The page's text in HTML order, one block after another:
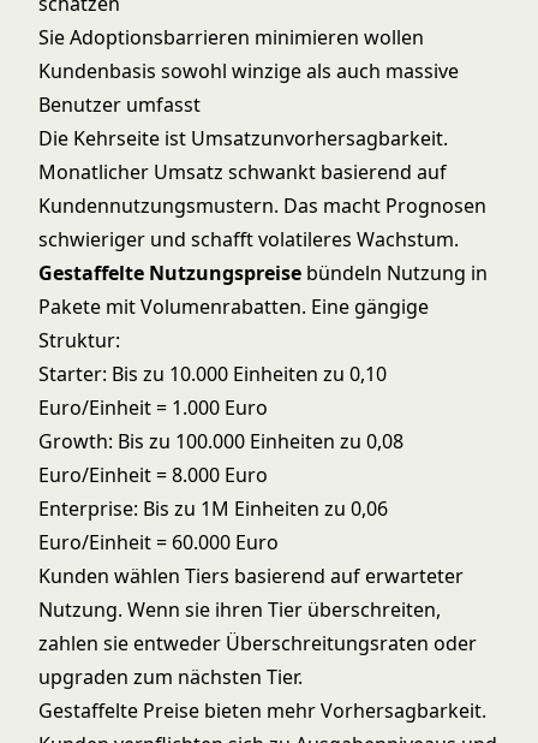
Sie Adoptionsbarrieren minimieren wollen
Kundenbasis sowohl winzige als auch massive
Benutzer umfasst
Die Kehrseite ist Umsatzunvorhersagbarkeit.
Monatlicher Umsatz schwankt basierend auf
Kundennutzungsmustern. Das macht Prognosen
schwieriger und schafft volatileres Wachstum.
Gestaffelte Nutzungspreise bündeln Nutzung in
Pakete mit Volumenrabatten. Eine gängige
Struktur:
Starter: Bis zu 10.000 Einheiten zu 0,10
Euro/Einheit = 1.000 Euro
Growth: Bis zu 100.000 Einheiten zu 0,08
Euro/Einheit = 8.000 Euro
Enterprise: Bis zu 1M Einheiten zu 0,06
Euro/Einheit = 60.000 Euro
Kunden wählen Tiers basierend auf erwarteter
Nutzung. Wenn sie ihren Tier überschreiten,
zahlen sie entweder Überschreitungsraten oder
upgraden zum nächsten Tier.
Gestaffelte Preise bieten mehr Vorhersagbarkeit.